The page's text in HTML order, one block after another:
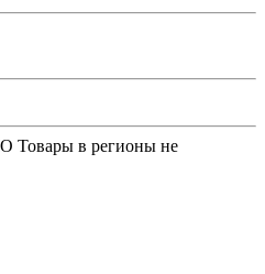
Товары в регионы не